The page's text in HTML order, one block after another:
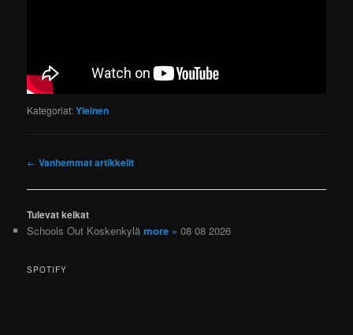
Kategoriat:Yleinen
Artikkelien
← Vanhemmat artikkelit
Tulevat keikat
Schools Out Koskenkylämore » 08 08 2026
SPOTIFY